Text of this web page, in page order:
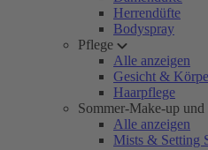
Herrendüfte
Bodyspray
Pflege
Alle anzeigen
Gesicht &
Haarpflege
Sommer-Make-up und
Alle anzeigen
Mists & Setting